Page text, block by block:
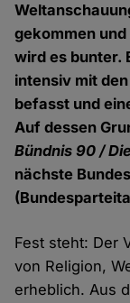
gekommen
wird es bunter.
intensiv mit
befasst und
Auf dessen
Bündnis 90 /
nächste
Fest steht: Der
von Religion,
erheblich. Aus